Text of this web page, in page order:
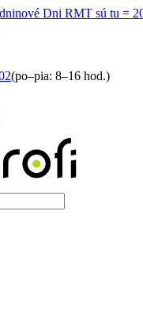
Dni RMT sú tu =
(po–pia: 8–16 hod.)